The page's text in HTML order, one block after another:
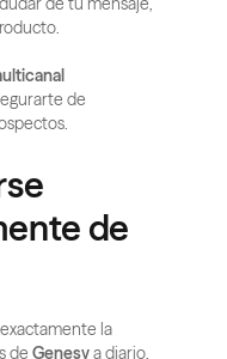
de
de
la
de Genesy a diario.